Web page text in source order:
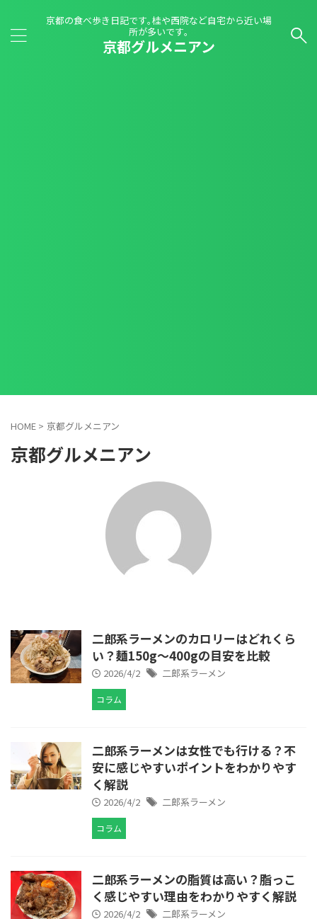
京都の食べ歩き日記です｡桂や西院など自宅から近い場
所が多いです｡
京都グルメニアン
HOME > 京都グルメニアン
京都グルメニアン
二郎系ラーメンのカロリーはどれくら
い？麺150g〜400gの目安を比較
2026/4/2 二郎系ラーメン
コラム
二郎系ラーメンは女性でも行ける？不
安に感じやすいポイントをわかりやす
く解説
2026/4/2 二郎系ラーメン
コラム
二郎系ラーメンの脂質は高い？脂っこ
く感じやすい理由をわかりやすく解説
2026/4/2 二郎系ラーメン